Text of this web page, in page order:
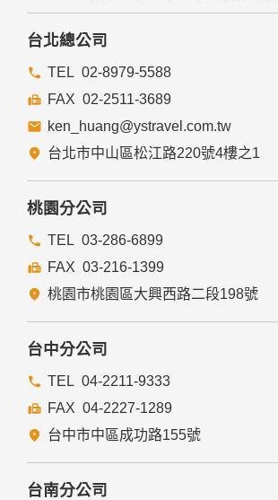
台北總公司
02-8979-5588
02-2511-3689
ken_huang@ystravel.com.tw
台北市中山區松江路220號4樓之1
桃園分公司
03-286-6899
03-216-1399
桃園市桃園區大興西路二段198號
台中分公司
04-2211-9333
04-2227-1289
台中市中區成功路155號
台南分公司